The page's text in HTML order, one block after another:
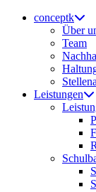
conceptk
Über
Team
Leistungen